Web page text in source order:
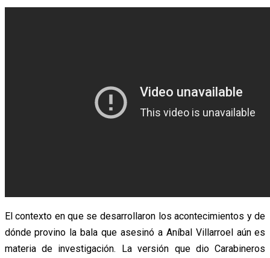
El contexto en que se desarrollaron los acontecimientos y de
dónde provino la bala que asesinó a Aníbal Villarroel aún es
materia de investigación. La versión que dio Carabineros